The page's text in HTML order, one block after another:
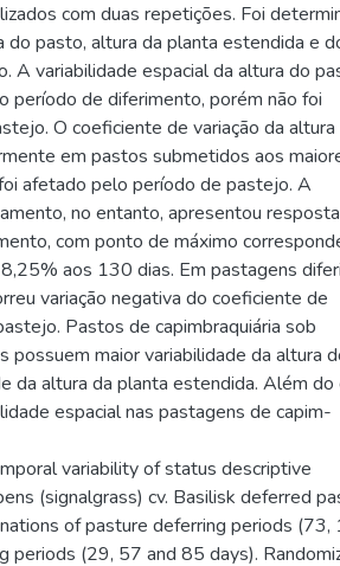
com duas repetições. Foi
pasto, altura da planta estendida e
A variabilidade espacial da altura do
período de diferimento, porém não foi
O coeficiente de variação da altura
em pastos submetidos aos
afetado pelo período de pastejo. A
no entanto, apresentou resposta
com ponto de máximo
aos 130 dias. Em pastagens
variação negativa do coeficiente de
Pastos de capimbraquiária sob
maior variabilidade da altura
da altura da planta estendida. Além
espacial nas pastagens de capim-
variability of status descriptive
(signalgrass) cv. Basilisk deferred
of pasture deferring periods (73,
periods (29, 57 and 85 days).